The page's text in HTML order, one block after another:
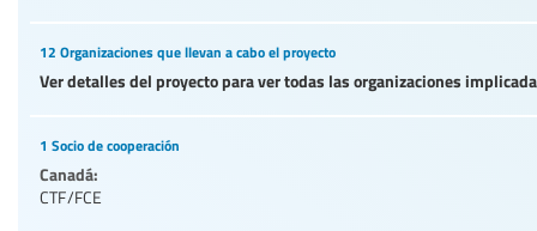
12 Organizaciones que llevan a cabo el proyecto
Ver detalles del proyecto para ver todas las organizaciones
1 Socio de cooperación
Canadá:
CTF/FCE